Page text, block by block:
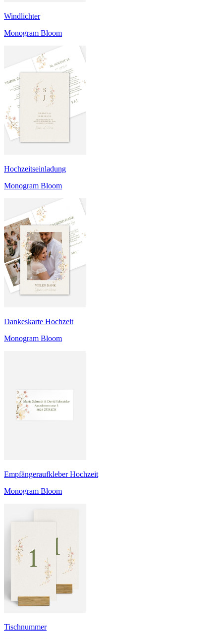
Windlichter
Monogram Bloom
Hochzeitseinladung
Monogram Bloom
Dankeskarte Hochzeit
Monogram Bloom
Empfängeraufkleber Hochzeit
Monogram Bloom
Tischnummer